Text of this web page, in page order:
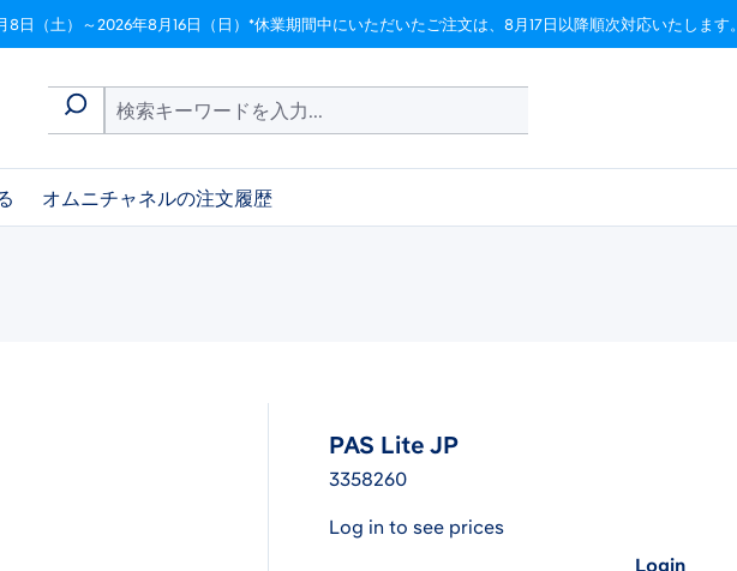
日（土）～2026年8月16日（日）*休業期間中にいただいたご注文は、8月17日以降順次対応いたします。
オムニチャネルの注文履歴
PAS Lite JP
3358260
Log in to see prices
Login